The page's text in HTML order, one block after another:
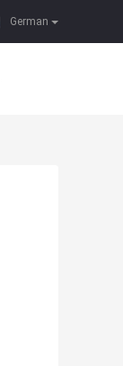
German